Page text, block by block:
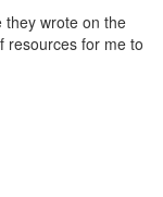
they wrote on the
resources for me to